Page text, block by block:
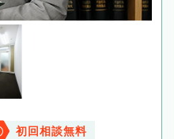
初回相談無料